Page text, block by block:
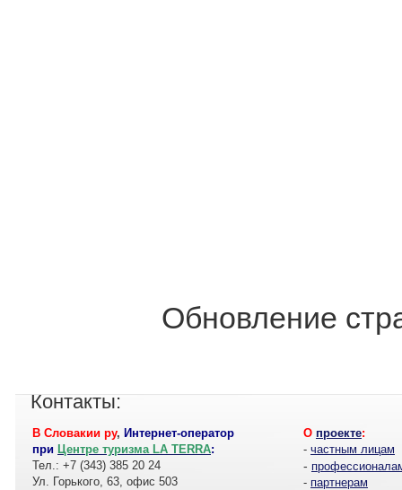
Обновление
Контакты:
В Словакии ру, Интернет-оператор
при Центре туризма LA TERRA:
Тел.: +7 (343) 385 20 24
Ул. Горького, 63, офис 503
О проекте:
- частным лицам
-
- партнерам